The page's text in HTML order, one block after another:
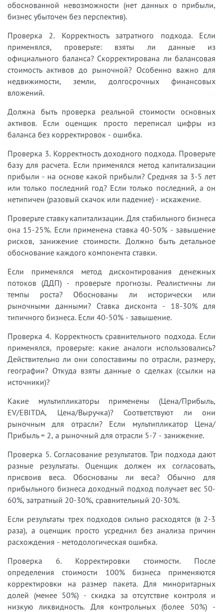
обоснованной невозможности (нет данных о прибыли,
бизнес убыточен без перспектив).
Проверка 2. Корректность затратного подхода. Если
применялся, проверьте: взяты ли данные из
официального баланса? Скорректирована ли балансовая
стоимость активов до рыночной? Особенно важно для
недвижимости, земли, долгосрочных финансовых
вложений.
Должна быть проверка реальной стоимости основных
активов. Если оценщик просто переписал цифры из
баланса без корректировок - ошибка.
Проверка 3. Корректность доходного подхода. Проверьте
базу для расчета. Если применялся метод капитализации
прибыли - на основе какой прибыли? Средняя за 3-5 лет
или только последний год? Если только последний, а он
нетипичен (разовый скачок или падение) - искажение.
Проверьте ставку капитализации. Для стабильного бизнеса
она 15-25%. Если применена ставка 40-50% - завышение
рисков, занижение стоимости. Должно быть детальное
обоснование каждого компонента ставки.
Если применялся метод дисконтирования денежных
потоков (ДДП) - проверьте прогнозы. Реалистичны ли
темпы роста? Обоснованы ли исторически или
рыночными данными? Ставка дисконта - 18-30% для
типичного бизнеса. Если 40-50% - завышение.
Проверка 4. Корректность сравнительного подхода. Если
применялся, проверьте: какие аналоги использовались?
Действительно ли они сопоставимы по отрасли, размеру,
географии? Откуда взяты данные о сделках (ссылки на
источники)?
Какие мультипликаторы применены (Цена/Прибыль,
EV/EBITDA, Цена/Выручка)? Соответствуют ли они
рыночным для отрасли? Если мультипликатор Цена/
Прибыль = 2, а рыночный для отрасли 5-7 - занижение.
Проверка 5. Согласование результатов. Три подхода дают
разные результаты. Оценщик должен их согласовать,
присвоив веса. Обоснованы ли веса? Обычно для
прибыльного бизнеса доходный подход получает вес 50-
60%, затратный 20-30%, сравнительный 20-30%.
Если результаты трех подходов сильно расходятся (в 2-3
раза), а оценщик просто усреднил без анализа причин
расхождения - методологическая ошибка.
Проверка 6. Корректировки стоимости. После
определения стоимости 100% бизнеса применяются
корректировки на размер пакета. Для миноритарных
долей (менее 50%) - скидка за отсутствие контроля и
низкую ликвидность. Для контрольных (более 50%) -